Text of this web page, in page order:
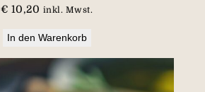
€ 10,20 inkl. Mwst.
In den Warenkorb